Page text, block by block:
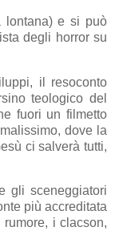
lontana) e si può
degli horror su
il resoconto
teologico del
fuori un filmetto
dove la
ci salverà tutti,
gli sceneggiatori
più accreditata
rumore, i clacson,